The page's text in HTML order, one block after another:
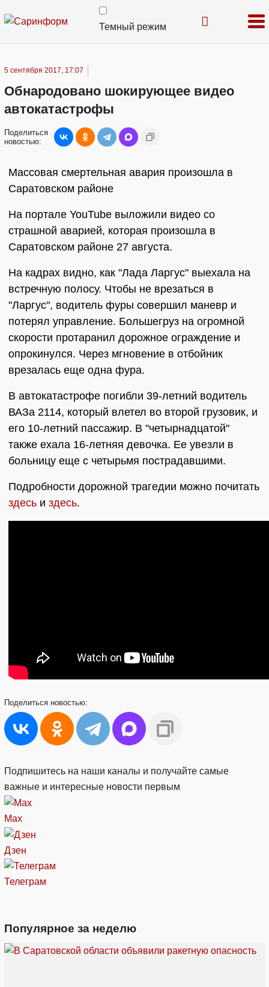
Темный режим
5 сентября 2017, 17:07
Обнародовано шокирующее видео
автокатастрофы
Поделиться
новостью:
Массовая смертельная авария произошла в
Саратовском районе
На портале YouTube выложили видео со
страшной аварией, которая произошла в
Саратовском районе 27 августа.
На кадрах видно, как "Лада Ларгус" выехала на
встречную полосу. Чтобы не врезаться в
"Ларгус", водитель фуры совершил маневр и
потерял управление. Большегруз на огромной
скорости протаранил дорожное ограждение и
опрокинулся. Через мгновение в отбойник
врезалась еще одна фура.
В автокатастрофе погибли 39-летний водитель
ВАЗа 2114, который влетел во второй грузовик, и
его 10-летний пассажир. В "четырнадцатой"
также ехала 16-летняя девочка. Ее увезли в
больницу еще с четырьмя пострадавшими.
Подробности дорожной трагедии можно почитать
здесь и здесь.
Поделиться новостью:
Подпишитесь на наши каналы и получайте самые
важные и интересные новости первым
Max
Дзен
Телеграм
Популярное за неделю